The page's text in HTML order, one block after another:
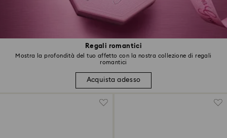
Regali romantici
Mostra la profondità del tuo affetto con la nostra collezione di regali
romantici
Acquista adesso